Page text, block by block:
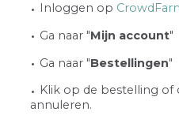
Inloggen op
Ga naar "Mijn account"
Ga naar "Bestellingen"
Klik op de bestelling of
annuleren.